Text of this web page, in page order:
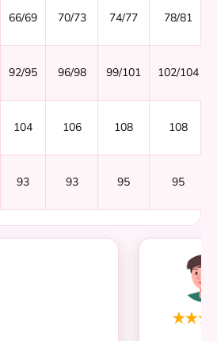
66/69 70/73 74/77 78/81
92/95 96/98 99/101 102/104
104 106 108 108
93 93 95 95